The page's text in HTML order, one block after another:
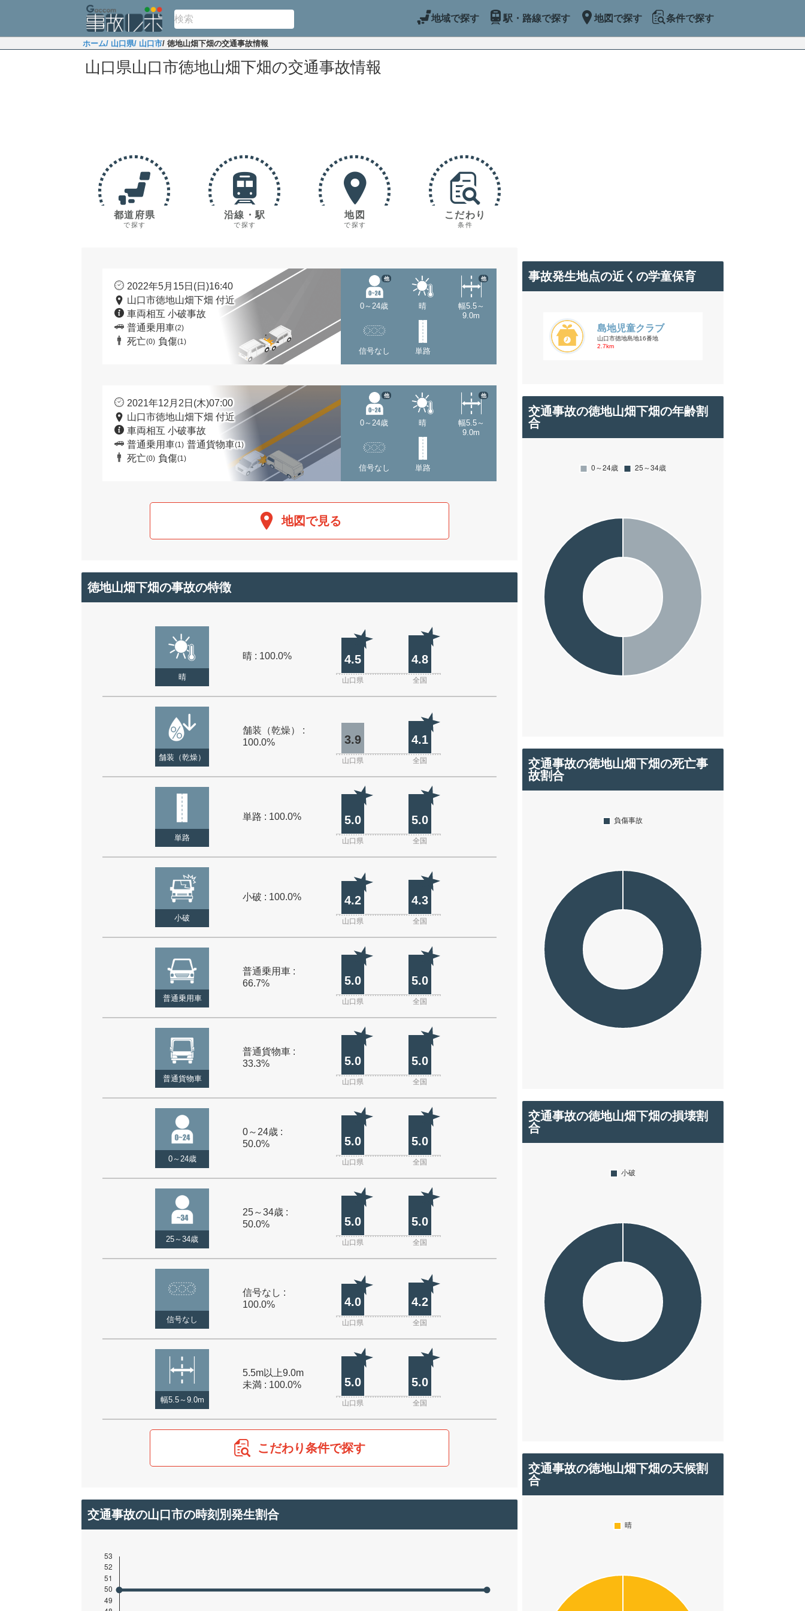
地域で探す 駅・路線で探す 地図で探す 条件で探す
ホーム/ 山口県/ 山口市/ 徳地山畑下畑の交通事故情報
山口県山口市徳地山畑下畑の交通事故情報
都道府県
で探す
沿線・駅
で探す
地図
で探す
こだわり
条件
2022年5月15日(日)16:40
山口市徳地山畑下畑 付近
車両相互 小破事故
普通乗用車(2)
死亡(0) 負傷(1)
0～24歳
他
晴
幅5.5～
9.0m
他
信号なし 単路
2021年12月2日(木)07:00
山口市徳地山畑下畑 付近
車両相互 小破事故
普通乗用車(1) 普通貨物車(1)
死亡(0) 負傷(1)
0～24歳
他
晴
幅5.5～
9.0m
他
信号なし 単路
地図で見る
徳地山畑下畑の事故の特徴
晴
晴 : 100.0% 4.5 4.8
山口県 全国
舗装（乾燥）
舗装（乾燥） :
100.0%
3.9 4.1
山口県 全国
単路
単路 : 100.0% 5.0 5.0
山口県 全国
小破
小破 : 100.0% 4.2 4.3
山口県 全国
普通乗用車
普通乗用車 :
66.7%
5.0 5.0
山口県 全国
普通貨物車
普通貨物車 :
33.3%
5.0 5.0
山口県 全国
0～24歳
0～24歳 :
50.0%
5.0 5.0
山口県 全国
25～34歳
25～34歳 :
50.0%
5.0 5.0
山口県 全国
信号なし
信号なし :
100.0%
4.0 4.2
山口県 全国
幅5.5～9.0m
5.5m以上9.0m
未満 : 100.0%
5.0 5.0
山口県 全国
こだわり条件で探す
交通事故の山口市の時刻別発生割合
事故発生地点の近くの学童保育
島地児童クラブ
山口市徳地島地16番地
2.7km
交通事故の徳地山畑下畑の年齢割
合
交通事故の徳地山畑下畑の死亡事
故割合
交通事故の徳地山畑下畑の損壊割
合
交通事故の徳地山畑下畑の天候割
合